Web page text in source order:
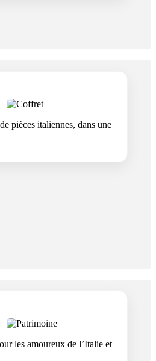
pièces italiennes, dans une
les amoureux de l’Italie et